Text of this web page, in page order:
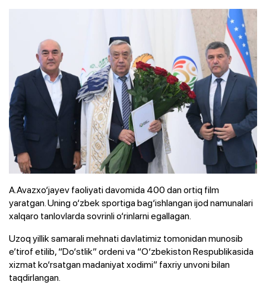
A.Avazxo‘jayev faoliyati davomida 400 dan ortiq film
yaratgan. Uning o‘zbek sportiga bag‘ishlangan ijod namunalari
xalqaro tanlovlarda sovrinli o‘rinlarni egallagan.
Uzoq yillik samarali mehnati davlatimiz tomonidan munosib
e’tirof etilib, “Do‘stlik” ordeni va “O‘zbekiston Respublikasida
xizmat ko‘rsatgan madaniyat xodimi” faxriy unvoni bilan
taqdirlangan.